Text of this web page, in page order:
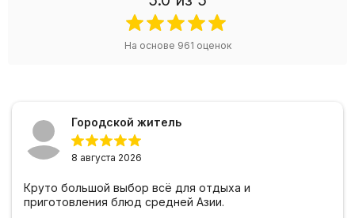
На основе 961 оценок
Городской житель
8 августа 2026
Круто большой выбор всё для отдыха и
приготовления блюд средней Азии.